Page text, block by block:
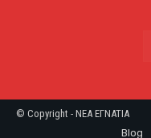
© Copyright - NEA EΓNATIA
Blog